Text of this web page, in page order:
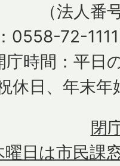
（法人
0558-72-
庁時間：平日
祝休日、年末
曜日は市民課
閉